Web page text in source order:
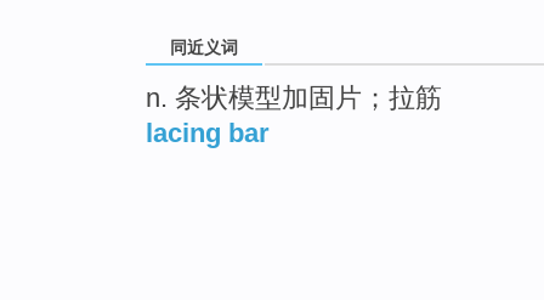
同近义词
n. 条状模型加固片；拉筋
lacing bar